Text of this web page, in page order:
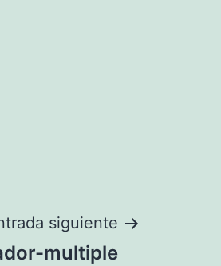
siguiente
multiple